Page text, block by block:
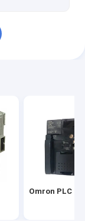
Omron PLC